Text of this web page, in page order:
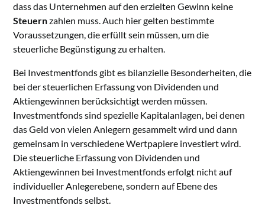
dass das Unternehmen auf den erzielten Gewinn keine
Steuernzahlen muss. Auch hier gelten bestimmte
Voraussetzungen, die erfüllt sein müssen, um die
steuerliche Begünstigung zu erhalten.
Bei Investmentfonds gibt es bilanzielle Besonderheiten, die
bei der steuerlichen Erfassung von Dividenden und
Aktiengewinnen berücksichtigt werden müssen.
Investmentfonds sind spezielle Kapitalanlagen, bei denen
das Geld von vielen Anlegern gesammelt wird und dann
gemeinsam in verschiedene Wertpapiere investiert wird.
Die steuerliche Erfassung von Dividenden und
Aktiengewinnen bei Investmentfonds erfolgt nicht auf
individueller Anlegerebene, sondern auf Ebene des
Investmentfonds selbst.